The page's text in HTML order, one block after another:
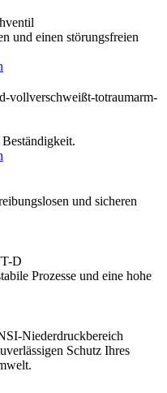
und einen störungsfreien
und sicheren
Prozesse und eine hohe
Schutz Ihres